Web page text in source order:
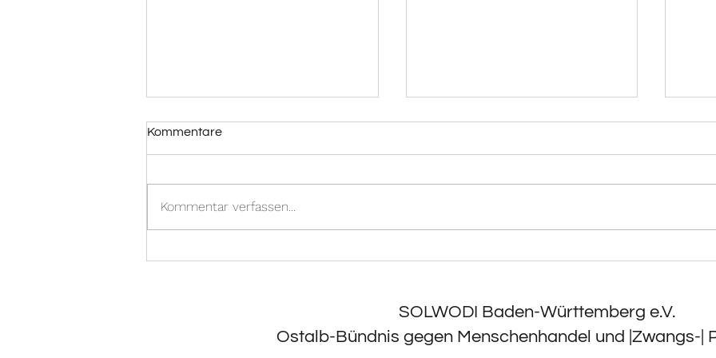
Kommentare
Kommentar verfassen...
SOLWODI Baden-Württemberg e.V.
Ostalb-Bündnis gegen Menschenhandel und |Zwangs-|